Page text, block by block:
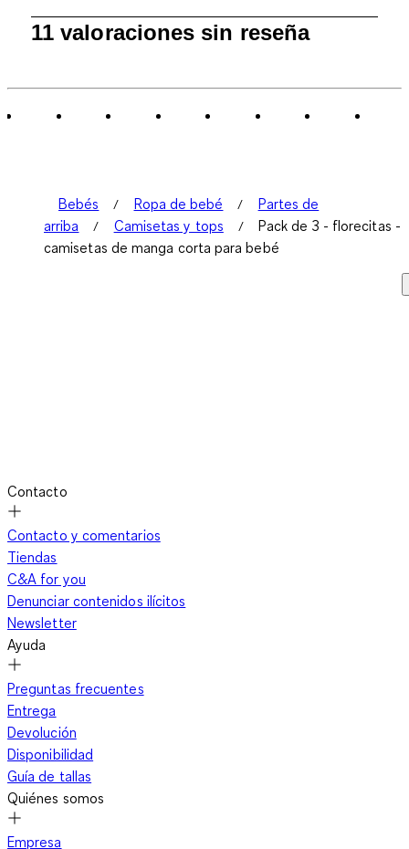
de
11 valoraciones sin reseña
Bebés Ropa de bebé
Partes de
arriba
Camisetas y tops
Pack de 3 - florecitas -
camisetas de manga corta para bebé
Contacto
Contacto y comentarios
Tiendas
C&A for you
Denunciar contenidos ilícitos
Newsletter
Ayuda
Preguntas frecuentes
Entrega
Devolución
Disponibilidad
Guía de tallas
Quiénes somos
Empresa